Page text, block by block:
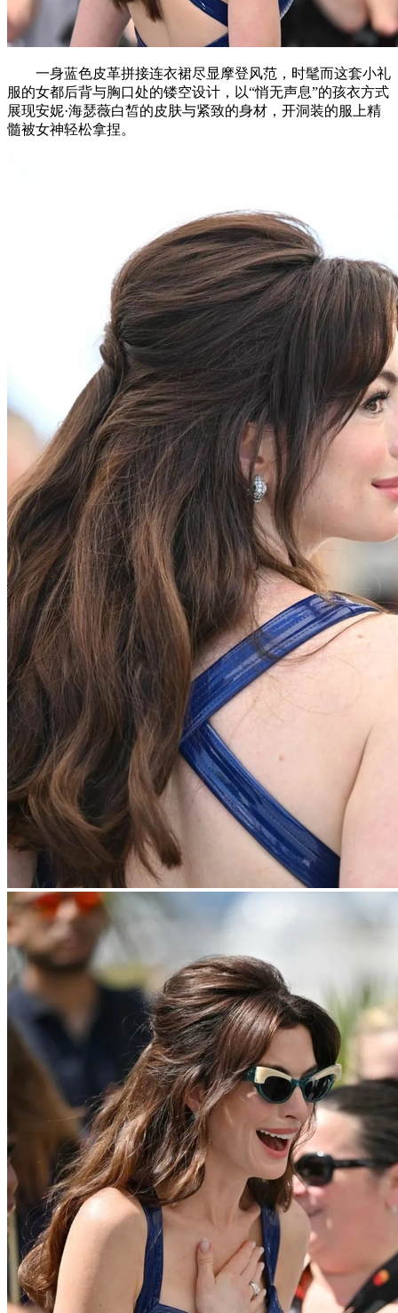
一身蓝色皮革拼接连衣裙尽显摩登风范，时髦而这套小礼
服的女都后背与胸口处的镂空设计，以“悄无声息”的孩衣方式
展现安妮·海瑟薇白皙的皮肤与紧致的身材，开洞装的服上精
髓被女神轻松拿捏。